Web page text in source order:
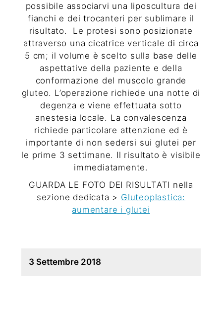
possibile associarvi una liposcultura dei
fianchi e dei trocanteri per sublimare il
risultato.
Le protesi sono posizionate
attraverso una cicatrice verticale di circa
5 cm; il volume è scelto sulla base delle
aspettative della paziente e della
conformazione del muscolo grande
gluteo. L’operazione richiede una notte di
degenza e viene effettuata sotto
anestesia locale. La convalescenza
richiede particolare attenzione ed è
importante di non sedersi sui glutei per
le prime 3 settimane. Il risultato è visibile
immediatamente.
GUARDA LE FOTO DEI RISULTATI nella
sezione dedicata > Gluteoplastica:
aumentare i glutei
3 Settembre 2018